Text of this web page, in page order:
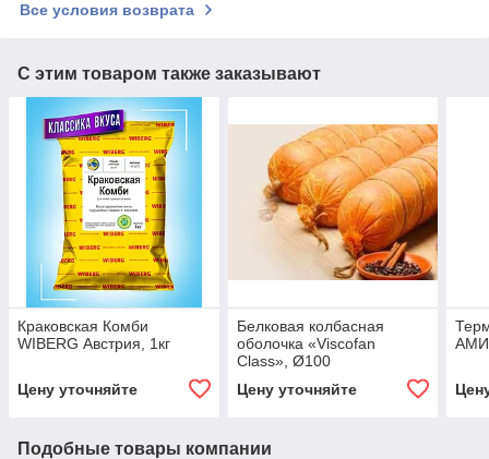
Все условия возврата
С этим товаром также заказывают
Краковская Комби
WIBERG Австрия, 1кг
Цену уточняйте
Белковая колбасная
оболочка «Viscofan
Class», Ø100
Цену уточняйте
Подобные товары компании